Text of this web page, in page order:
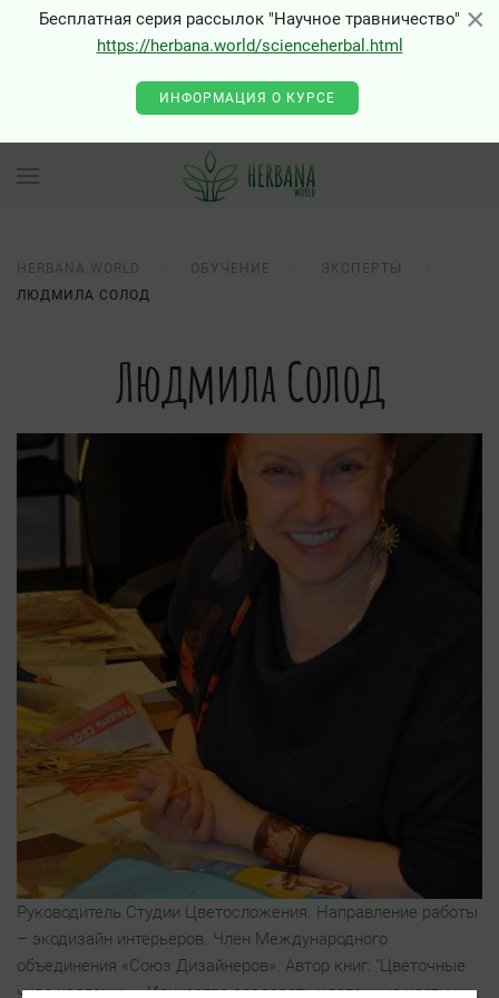
×
Бесплатная серия рассылок "Научное травничество"
https://herbana.world/scienceherbal.html
ИНФОРМАЦИЯ О КУРСЕ
HERBANA.WORLD ОБУЧЕНИЕ
ЭКСПЕРТЫ
ЛЮДМИЛА СОЛОД
Людмила Солод
Руководитель Студии Цветосложения. Направление работы
– экодизайн интерьеров. Член Международного
объединения «Союз Дизайнеров». Автор книг: "Цветочные
чудо-коллажи», «Искусство создавать цветочные картины»,
×